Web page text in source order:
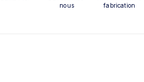
nous
fabrication